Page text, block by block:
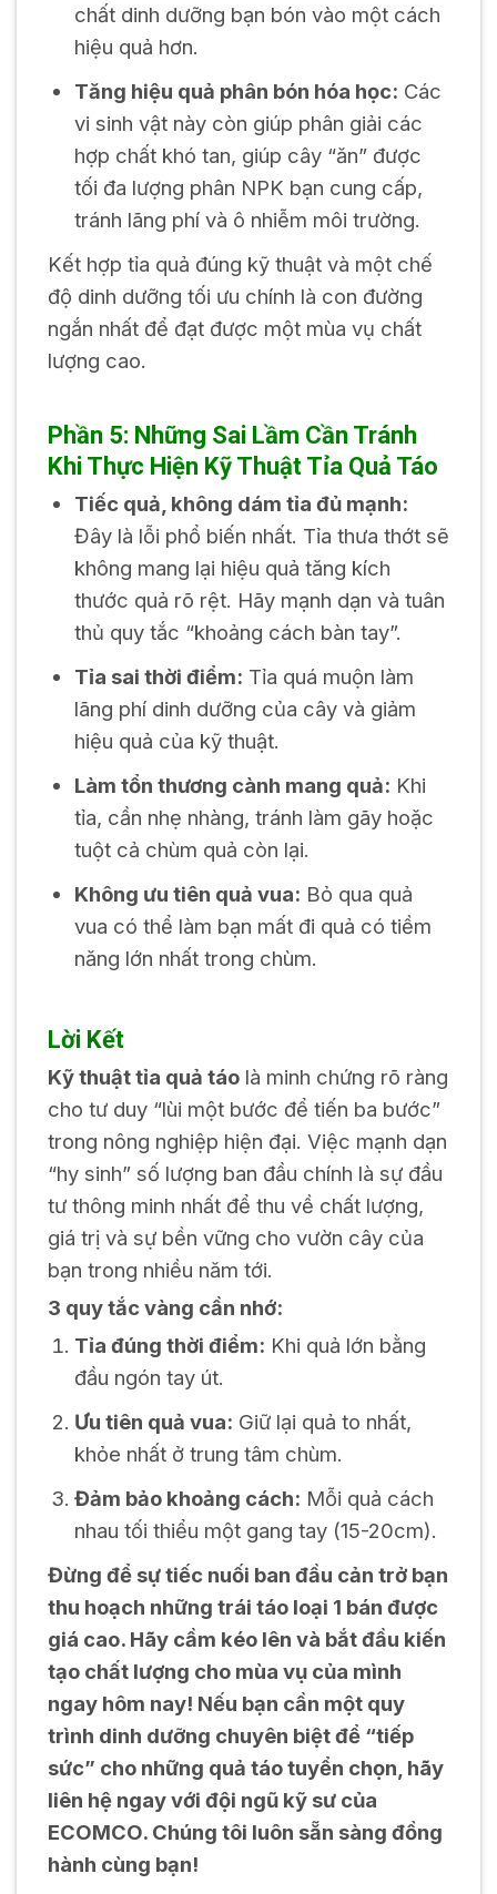
chất dinh dưỡng bạn bón vào một cách
hiệu quả hơn.
Tăng hiệu quả phân bón hóa học: Các
vi sinh vật này còn giúp phân giải các
hợp chất khó tan, giúp cây “ăn” được
tối đa lượng phân NPK bạn cung cấp,
tránh lãng phí và ô nhiễm môi trường.
Kết hợp tỉa quả đúng kỹ thuật và một chế
độ dinh dưỡng tối ưu chính là con đường
ngắn nhất để đạt được một mùa vụ chất
lượng cao.
Phần 5: Những Sai Lầm Cần Tránh
Khi Thực Hiện Kỹ Thuật Tỉa Quả Táo
Tiếc quả, không dám tỉa đủ mạnh:
Đây là lỗi phổ biến nhất. Tỉa thưa thớt sẽ
không mang lại hiệu quả tăng kích
thước quả rõ rệt. Hãy mạnh dạn và tuân
thủ quy tắc “khoảng cách bàn tay”.
Tỉa sai thời điểm: Tỉa quá muộn làm
lãng phí dinh dưỡng của cây và giảm
hiệu quả của kỹ thuật.
Làm tổn thương cành mang quả: Khi
tỉa, cần nhẹ nhàng, tránh làm gãy hoặc
tuột cả chùm quả còn lại.
Không ưu tiên quả vua: Bỏ qua quả
vua có thể làm bạn mất đi quả có tiềm
năng lớn nhất trong chùm.
Lời Kết
Kỹ thuật tỉa quả táolà minh chứng rõ ràng
cho tư duy “lùi một bước để tiến ba bước”
trong nông nghiệp hiện đại. Việc mạnh dạn
“hy sinh” số lượng ban đầu chính là sự đầu
tư thông minh nhất để thu về chất lượng,
giá trị và sự bền vững cho vườn cây của
bạn trong nhiều năm tới.
3 quy tắc vàng cần nhớ:
Tỉa đúng thời điểm: Khi quả lớn bằng
đầu ngón tay út.
Ưu tiên quả vua: Giữ lại quả to nhất,
khỏe nhất ở trung tâm chùm.
Đảm bảo khoảng cách: Mỗi quả cách
nhau tối thiểu một gang tay (15-20cm).
Đừng để sự tiếc nuối ban đầu cản trở bạn
thu hoạch những trái táo loại 1 bán được
giá cao. Hãy cầm kéo lên và bắt đầu kiến
tạo chất lượng cho mùa vụ của mình
ngay hôm nay! Nếu bạn cần một quy
trình dinh dưỡng chuyên biệt để “tiếp
sức” cho những quả táo tuyển chọn, hãy
liên hệ ngay với đội ngũ kỹ sư của
ECOMCO. Chúng tôi luôn sẵn sàng đồng
hành cùng bạn!